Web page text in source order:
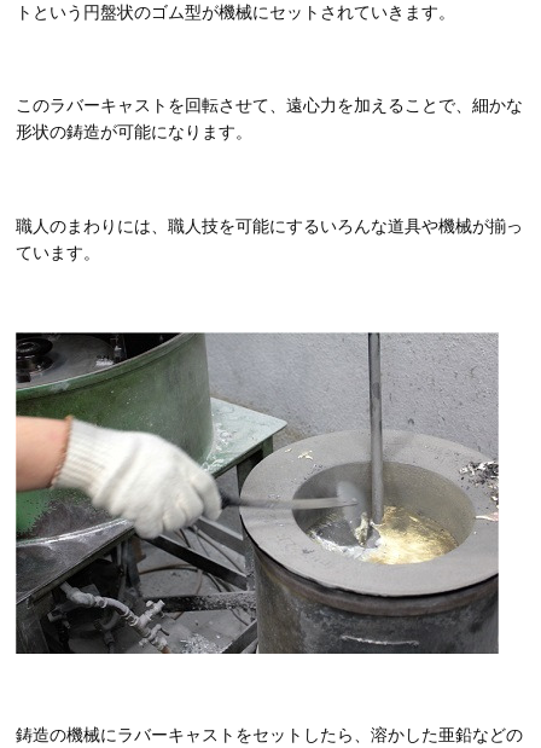
トという円盤状のゴム型が機械にセットされていきます。
このラバーキャストを回転させて、遠心力を加えることで、細かな
形状の鋳造が可能になります。
職人のまわりには、職人技を可能にするいろんな道具や機械が揃っ
ています。
鋳造の機械にラバーキャストをセットしたら、溶かした亜鉛などの